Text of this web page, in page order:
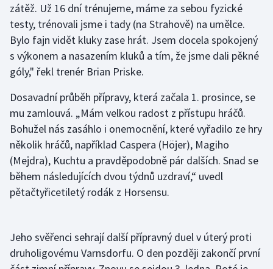
Olympijské hry
Parasport
Plavání
Plážový volejbal
Ragby
Rychlobruslení
Rychlostní kanoistika
Sportovní střelba
zátěž. Už 16 dní trénujeme, máme za sebou fyzické
testy, trénovali jsme i tady (na Strahově) na umělce.
Bylo fajn vidět kluky zase hrát. Jsem docela spokojený
s výkonem a nasazením kluků a tím, že jsme dali pěkné
góly," řekl trenér Brian Priske.
Dosavadní průběh přípravy, která začala 1. prosince, se
mu zamlouvá. „Mám velkou radost z přístupu hráčů.
Bohužel nás zasáhlo i onemocnění, které vyřadilo ze hry
několik hráčů, například Caspera (Höjer), Magiho
(Mejdra), Kuchtu a pravděpodobně pár dalších. Snad se
během následujících dvou týdnů uzdraví,“ uvedl
pětačtyřicetiletý rodák z Horsensu.
Jeho svěřenci sehrají další přípravný duel v úterý proti
druholigovému Varnsdorfu. O den později zakončí první